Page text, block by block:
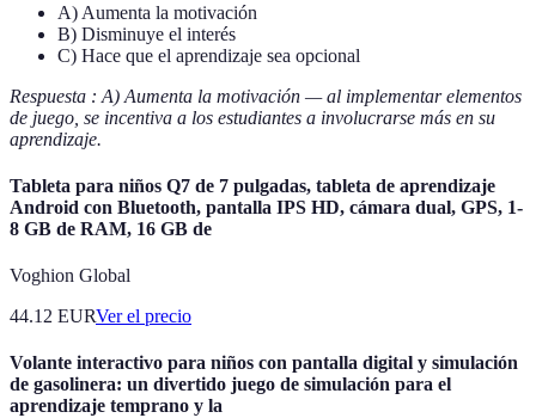
A) Aumenta la motivación
B) Disminuye el interés
C) Hace que el aprendizaje sea opcional
Respuesta : A) Aumenta la motivación — al implementar elementos
de juego, se incentiva a los estudiantes a involucrarse más en su
aprendizaje.
Tableta para niños Q7 de 7 pulgadas, tableta de aprendizaje
Android con Bluetooth, pantalla IPS HD, cámara dual, GPS, 1-
8 GB de RAM, 16 GB de
Voghion Global
44.12 EURVer el precio
Volante interactivo para niños con pantalla digital y simulación
de gasolinera: un divertido juego de simulación para el
aprendizaje temprano y la